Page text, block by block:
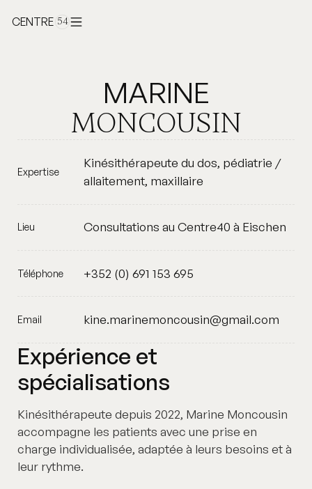
CENTRE 54
MARINE
MONCOUSIN
Expertise
Kinésithérapeute du dos, pédiatrie /
allaitement, maxillaire
Lieu Consultations au Centre40 à Eischen
Téléphone +352 (0) 691 153 695
Email kine.marinemoncousin@gmail.com
Expérience et
spécialisations
Kinésithérapeute depuis 2022, Marine Moncousin
accompagne les patients avec une prise en
charge individualisée, adaptée à leurs besoins et à
leur rythme.